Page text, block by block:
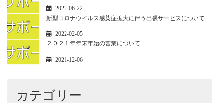
2022-06-22
新型コロナウイルス感染症拡大に伴う出張サービスについて
2022-02-05
２０２１年年末年始の営業について
2021-12-06
カテゴリー